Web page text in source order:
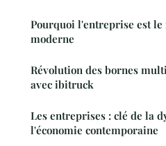
Pourquoi l'entreprise est le
moderne
Révolution des bornes
avec ibitruck
Les entreprises : clé de la
l'économie contemporaine